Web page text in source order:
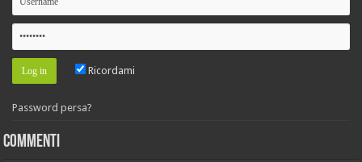
Ricordami
Password persa?
Commenti